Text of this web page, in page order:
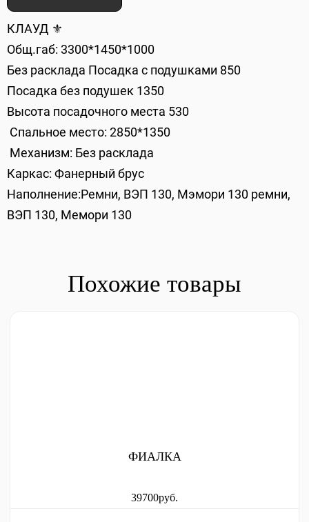
КЛАУД ⚜️
Общ.габ: 3300*1450*1000
Без расклада Посадка с подушками 850
Посадка без подушек 1350
Высота посадочного места 530
Спальное место: 2850*1350
Механизм: Без расклада
Каркас: Фанерный брус
Наполнение:Ремни, ВЭП 130, Мэмори 130 ремни,
ВЭП 130, Мемори 130
Похожие товары
ФИАЛКА
39700руб.